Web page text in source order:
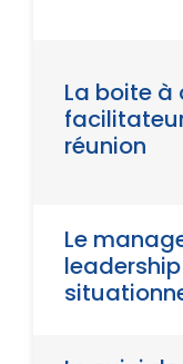
La boite à
réunion
Le
leadership